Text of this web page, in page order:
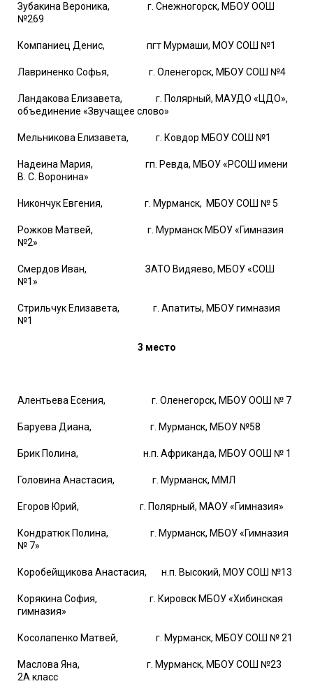
Зубакина Вероника, г. Снежногорск, МБОУ ООШ
№269
Компаниец Денис, пгт Мурмаши, МОУ СОШ №1
Лавриненко Софья, г. Оленегорск, МБОУ СОШ №4
Ландакова Елизавета, г. Полярный, МАУДО «ЦДО»,
объединение «Звучащее слово»
Мельникова Елизавета, г. Ковдор МБОУ СОШ №1
Надеина Мария, гп. Ревда, МБОУ «РСОШ имени
В. С. Воронина»
Никончук Евгения, г. Мурманск, МБОУ СОШ № 5
Рожков Матвей, г. Мурманск МБОУ «Гимназия
№2»
Смердов Иван, ЗАТО Видяево, МБОУ «СОШ
№1»
Стрильчук Елизавета, г. Апатиты, МБОУ гимназия
№1
3 место
Алентьева Есения, г. Оленегорск, МБОУ ООШ № 7
Баруева Диана, г. Мурманск, МБОУ №58
Брик Полина, н.п. Африканда, МБОУ ООШ № 1
Головина Анастасия, г. Мурманск, ММЛ
Егоров Юрий, г. Полярный, МАОУ «Гимназия»
Кондратюк Полина, г. Мурманск, МБОУ «Гимназия
№ 7»
Коробейщикова Анастасия, н.п. Высокий, МОУ СОШ №13
Корякина София, г. Кировск МБОУ «Хибинская
гимназия»
Косолапенко Матвей, г. Мурманск, МБОУ СОШ № 21
Маслова Яна, г. Мурманск, МБОУ СОШ №23
2А класс